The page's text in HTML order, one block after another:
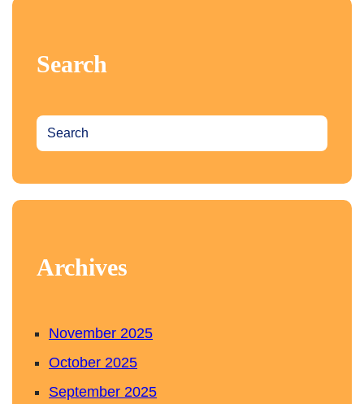
Search
S
e
r
Archives
November 2025
October 2025
September 2025